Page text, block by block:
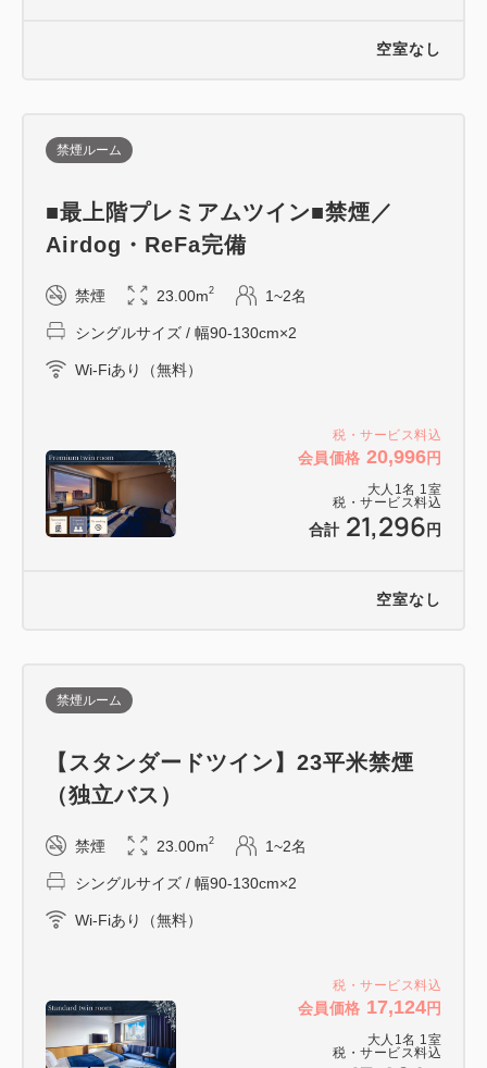
ご利用の際は、フロントまでお申し付けください。
━━ご案内━━
・お子様（未就学）の添い寝は1ベッドにつき1名様
※お食事、寝具及びアメニティは付いておりません
【大阪府宿泊税】
・宿泊料金が5,000円未満 ：無課税
・宿泊料金が5,000円以上15,000円 未満：200円
・宿泊料金が15,000円以上20,000円 未満：400円
空室なし
税・サービス料込
会員価格 20,996円
大人 1 名 1 室
税・サービス料込
合計 21,296 円
禁煙ルーム
■最上階プレミアムツイン■禁煙／
Airdog・ReFa完備
禁煙 23.00m2 1~2名
シングルサイズ / 幅90-130cm×2
Wi-Fiあり（無料）
空室なし
税・サービス料込
会員価格 17,124円
大人 1 名 1 室
税・サービス料込
禁煙ルーム
【スタンダードツイン】23平米禁煙
（独立バス）
禁煙 23.00m2 1~2名
シングルサイズ / 幅90-130cm×2
Wi-Fiあり（無料）